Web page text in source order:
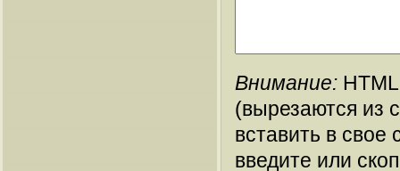
Внимание:
(вырезаются из
вставить в
введите или